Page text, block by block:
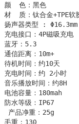
颜  色：
材  质：钛合金+TPE软
扬声器类型 : Φ16.3mm
充电接口：4P磁吸充电
蓝牙
通信距离：10m+
待机时间：约
充电时间：约 2小时
音乐播放时间：
电池容量：180mah
防水等级：IP67
毛重：130